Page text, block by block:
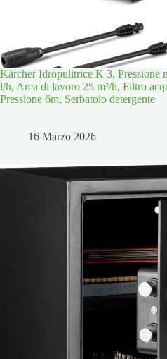
Kärcher Idropulitrice K 3, Pressione
l/h, Area di lavoro 25 m²/h, Filtro
Pressione 6m, Serbatoio detergente
16 Marzo 2026